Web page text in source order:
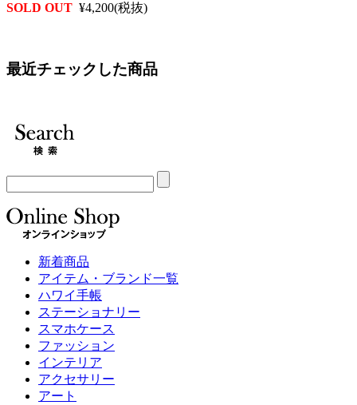
SOLD OUT ¥4,200(税抜)
最近チェックした商品
新着商品
アイテム・ブランド一覧
ハワイ手帳
ステーショナリー
スマホケース
ファッション
インテリア
アクセサリー
アート